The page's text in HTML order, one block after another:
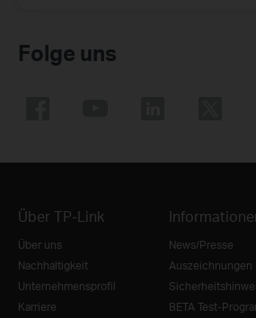
Folge uns
Über TP-Link
Über uns
Nachhaltigkeit
Unternehmensprofil
Karriere
News/Presse
Auszeichnungen
BETA Test-